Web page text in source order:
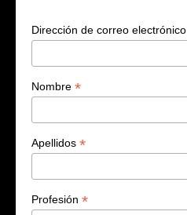
Dirección de correo electrónico
Nombre *
Apellidos *
Profesión *